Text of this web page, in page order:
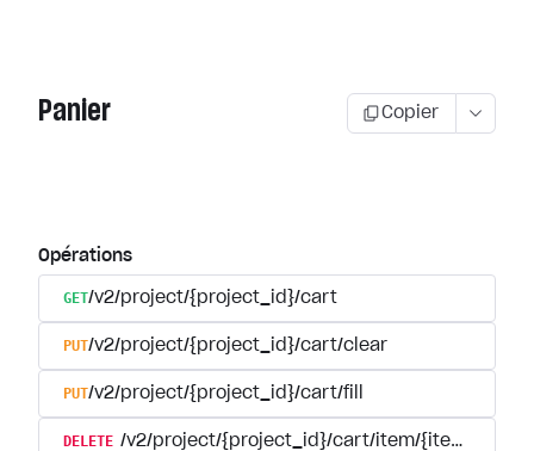
Panier Copier
Opérations
GET/v2/project/{project_id}/cart
PUT/v2/project/{project_id}/cart/clear
PUT/v2/project/{project_id}/cart/fill
DELETE /v2/project/{project_id}/cart/item/{item_sku}